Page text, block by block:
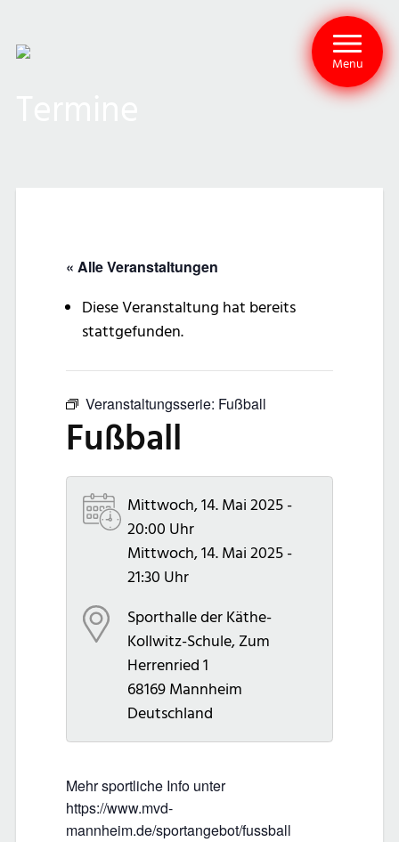
Menu
« Alle Veranstaltungen
Diese Veranstaltung hat bereits
stattgefunden.
Veranstaltungsserie: Fußball
Fußball
Mittwoch, 14. Mai 2025 -
20:00 Uhr
Mittwoch, 14. Mai 2025 -
21:30 Uhr
Sporthalle der Käthe-
Kollwitz-Schule, Zum
Herrenried 1
68169 Mannheim
Deutschland
Mehr sportliche Info unter
https://www.mvd-
mannheim.de/sportangebot/fussball